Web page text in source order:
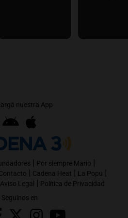
nuestra App
| Por siempre Mario |
| Cadena Heat | La Popu |
Aviso Legal | Política de Privacidad
Seguinos en